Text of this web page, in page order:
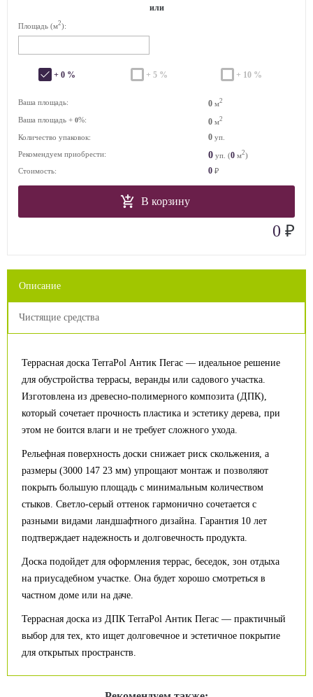
или
Площадь (м2):
+ 0 % + 5 % + 10 %
Ваша площадь: 0 м2
Ваша площадь + 0%: 0 м2
Количество упаковок: 0 уп.
Рекомендуем приобрести:
0 уп. (0 м2)
Стоимость:
0 ₽
В корзину
0 ₽
Описание
Чистящие средства
Террасная доска TerraPol Антик Пегас — идеальное решение
для обустройства террасы, веранды или садового участка.
Изготовлена из древесно-полимерного композита (ДПК),
который сочетает прочность пластика и эстетику дерева, при
этом не боится влаги и не требует сложного ухода.
Рельефная поверхность доски снижает риск скольжения, а
размеры (3000 147 23 мм) упрощают монтаж и позволяют
покрыть большую площадь с минимальным количеством
стыков. Светло-серый оттенок гармонично сочетается с
разными видами ландшафтного дизайна. Гарантия 10 лет
подтверждает надежность и долговечность продукта.
Доска подойдет для оформления террас, беседок, зон отдыха
на приусадебном участке. Она будет хорошо смотреться в
частном доме или на даче.
Террасная доска из ДПК TerraPol Антик Пегас — практичный
выбор для тех, кто ищет долговечное и эстетичное покрытие
для открытых пространств.